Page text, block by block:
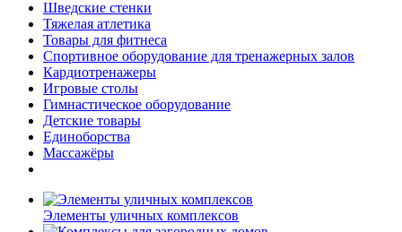
Шведские стенки
Тяжелая атлетика
Товары для фитнеса
Спортивное оборудование для тренажерных залов
Кардиотренажеры
Игровые столы
Гимнастическое оборудование
Детские товары
Единоборства
Массажёры
Элементы уличных комплексов